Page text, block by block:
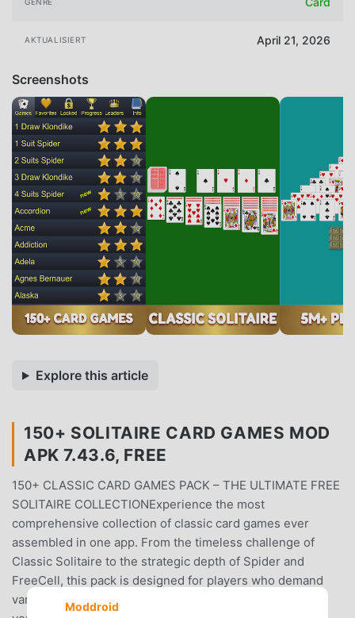
AKTUALISIERT April 21, 2026
Screenshots
Explore this article
150+ SOLITAIRE CARD GAMES MOD
APK 7.43.6, FREE
150+ CLASSIC CARD GAMES PACK – THE ULTIMATE FREE
SOLITAIRE COLLECTIONExperience the most
comprehensive collection of classic card games ever
assembled in one app. From the timeless challenge of
Classic Solitaire to the strategic depth of Spider and
FreeCell, this pack is designed for players who demand
variety, quality, and the ability to play anywhere.Whether
Moddroid